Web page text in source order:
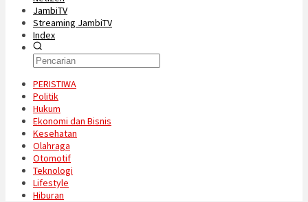
JambiTV
Streaming JambiTV
Index
PERISTIWA
Politik
Hukum
Ekonomi dan Bisnis
Kesehatan
Olahraga
Otomotif
Teknologi
Lifestyle
Hiburan